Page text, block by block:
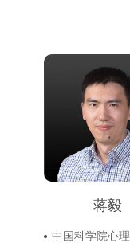
蒋毅
中国科学院心